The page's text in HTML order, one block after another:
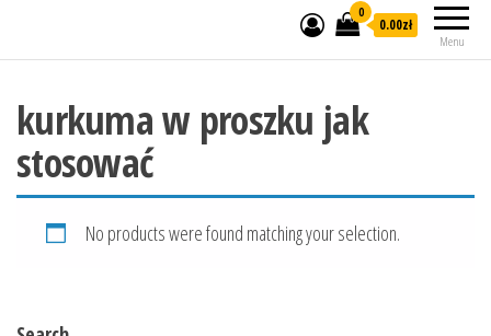
Menu
0
0.00zł
kurkuma w proszku jak
stosować
No products were found matching your selection.